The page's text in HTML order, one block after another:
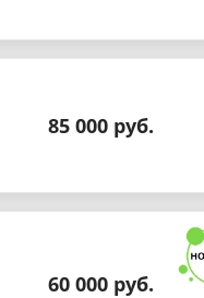
85 000 руб.
60 000 руб.